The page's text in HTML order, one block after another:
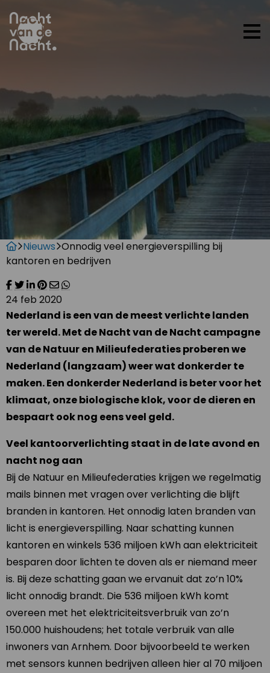
Nieuws Onnodig veel energieverspilling bij
kantoren en bedrijven
24 feb 2020
Nederland is een van de meest verlichte landen
ter wereld. Met de Nacht van de Nacht campagne
van de Natuur en Milieufederaties proberen we
Nederland (langzaam) weer wat donkerder te
maken. Een donkerder Nederland is beter voor het
klimaat, onze biologische klok, voor de dieren en
bespaart ook nog eens veel geld.
Veel kantoorverlichting staat in de late avond en
nacht nog aan
Bij de Natuur en Milieufederaties krijgen we regelmatig
mails binnen met vragen over verlichting die blijft
branden in kantoren. Het onnodig laten branden van
licht is energieverspilling. Naar schatting kunnen
kantoren en winkels 536 miljoen kWh aan elektriciteit
besparen door lichten te doven als er niemand meer
is. Bij deze schatting gaan we ervanuit dat zo’n 10%
licht onnodig brandt. Die 536 miljoen kWh komt
overeen met het elektriciteitsverbruik van zo’n
150.000 huishoudens; het totale verbruik van alle
inwoners van Arnhem. Door bijvoorbeeld te werken
met sensors kunnen bedrijven alleen hier al 70 miljoen